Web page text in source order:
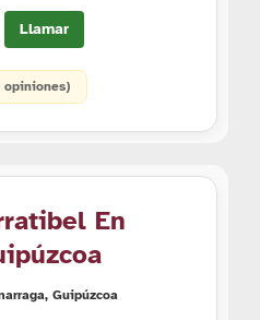
Llamar
opiniones)
En
Guipúzcoa